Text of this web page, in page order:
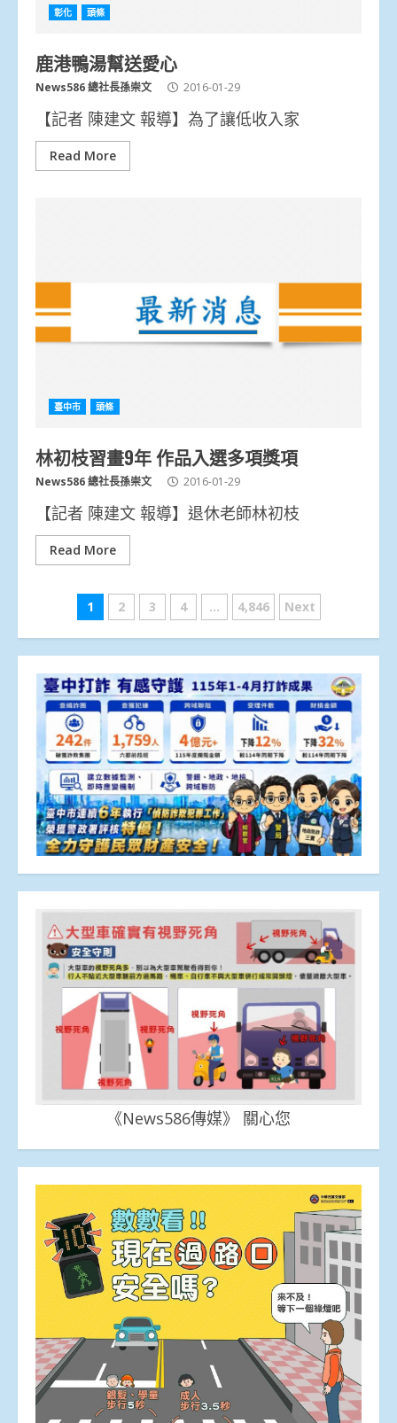
彰化 頭條
鹿港鴨湯幫送愛心
News586 總社長孫崇文 2016-01-29
【記者 陳建文 報導】為了讓低收入家
Read More
臺中市 頭條
林初枝習畫9年 作品入選多項獎項
News586 總社長孫崇文 2016-01-29
【記者 陳建文 報導】退休老師林初枝
Read More
文
章
分
頁
1 2 3 4 ... 4,846 Next
《News586傳媒》 關心您